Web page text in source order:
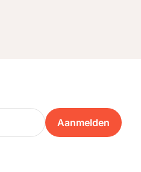
Aanmelden